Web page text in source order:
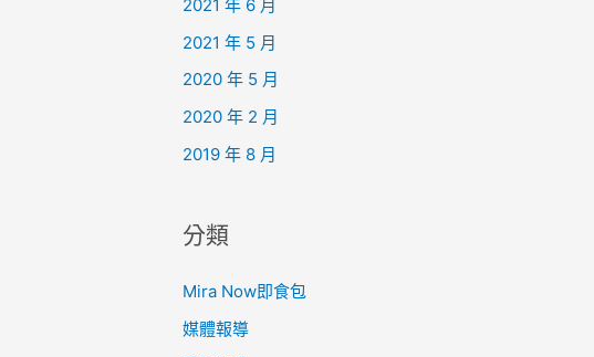
2021 年 6 月
2021 年 5 月
2020 年 5 月
2020 年 2 月
2019 年 8 月
分類
Mira Now即食包
媒體報導